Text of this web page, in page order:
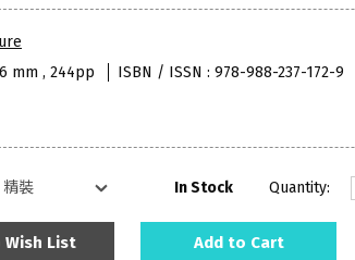
mm , 244pp
ISBN / ISSN : 978-988-237-172-9
In Stock Quantity:
Wish List Add to Cart